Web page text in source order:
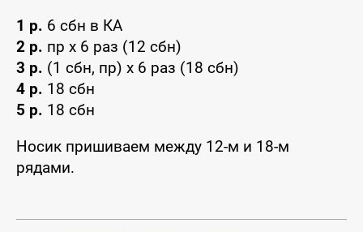
1 р. 6 сбн в КА
2 р. пр х 6 раз (12 сбн)
3 р. (1 сбн, пр) х 6 раз (18 сбн)
4 р. 18 сбн
5 р. 18 сбн
Носик пришиваем между 12-м и 18-м
рядами.